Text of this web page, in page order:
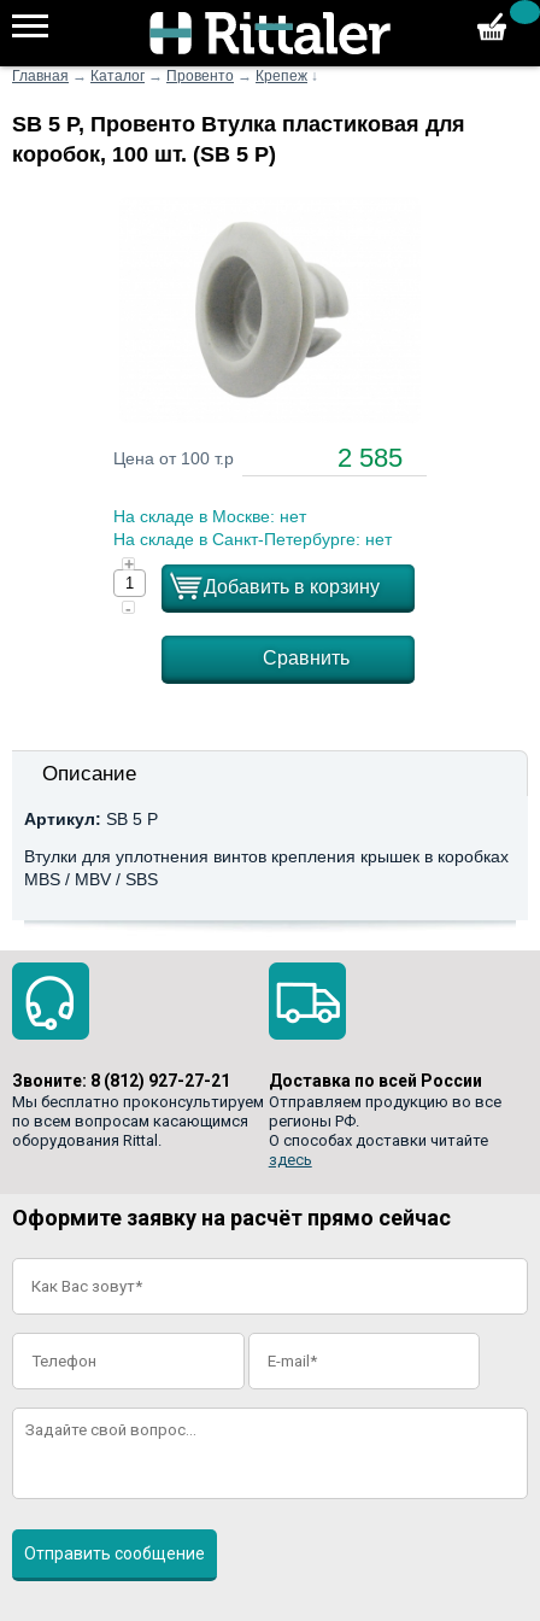
Главная → Каталог → Провенто → Крепеж ↓
SB 5 P, Провенто Втулка пластиковая для
коробок, 100 шт. (SB 5 P)
Цена от 100 т.р 2 585
На складе в Москве: нет
На складе в Санкт-Петербурге: нет
+
-
Добавить в корзину
Сравнить
Описание
Артикул: SB 5 P
Втулки для уплотнения винтов крепления крышек в коробках
MBS / MBV / SBS
Звоните: 8 (812) 927-27-21
Мы бесплатно проконсультируем
по всем вопросам касающимся
оборудования Rittal.
Доставка по всей России
Отправляем продукцию во все
регионы РФ.
О способах доставки читайте
здесь
Оформите заявку на расчёт прямо сейчас